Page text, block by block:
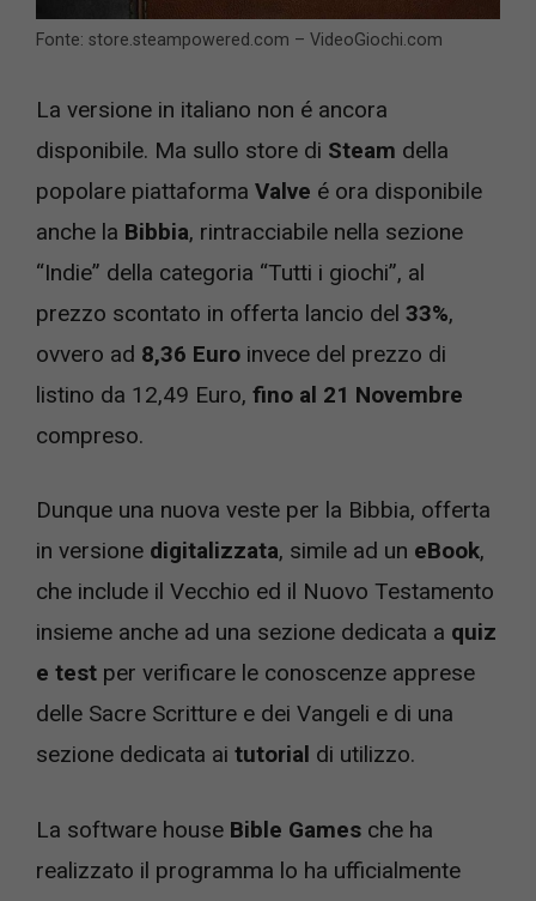
Fonte: store.steampowered.com – VideoGiochi.com
La versione in italiano non é ancora
disponibile. Ma sullo store di Steam della
popolare piattaforma Valve é ora disponibile
anche la Bibbia, rintracciabile nella sezione
“Indie” della categoria “Tutti i giochi”, al
prezzo scontato in offerta lancio del 33%,
ovvero ad 8,36 Euro invece del prezzo di
listino da 12,49 Euro, fino al 21 Novembre
compreso.
Dunque una nuova veste per la Bibbia, offerta
in versione digitalizzata, simile ad un eBook,
che include il Vecchio ed il Nuovo Testamento
insieme anche ad una sezione dedicata a quiz
e test per verificare le conoscenze apprese
delle Sacre Scritture e dei Vangeli e di una
sezione dedicata ai tutorial di utilizzo.
La software house Bible Games che ha
realizzato il programma lo ha ufficialmente